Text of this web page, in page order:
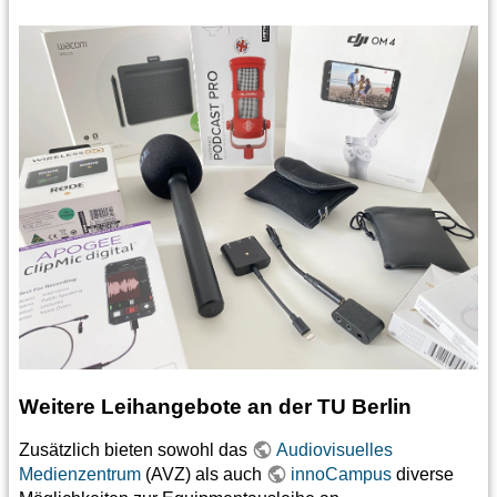
Weitere Leihangebote an der TU Berlin
Zusätzlich bieten sowohl das
Audiovisuelles
Medienzentrum (AVZ) als auch innoCampus diverse